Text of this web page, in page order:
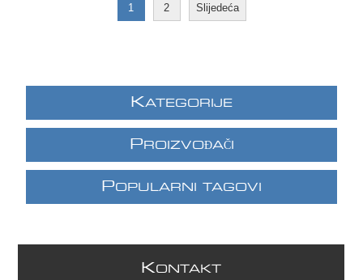
1 2 Slijedeća
KATEGORIJE
PROIZVOĐAČI
POPULARNI TAGOVI
KONTAKT